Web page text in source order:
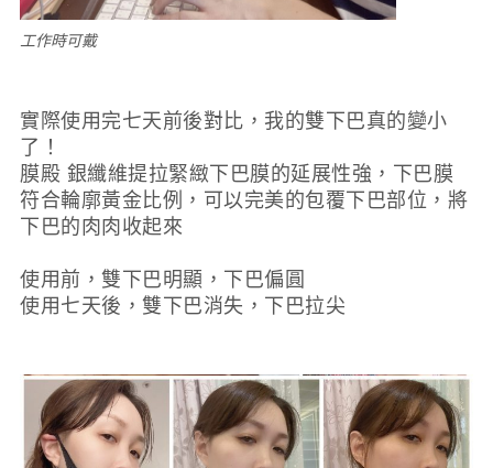
工作時可戴
實際使用完七天前後對比，我的雙下巴真的變小
了！
膜殿 銀纖維提拉緊緻下巴膜的延展性強，下巴膜
符合輪廓黃金比例，可以完美的包覆下巴部位，將
下巴的肉肉收起來
使用前，雙下巴明顯，下巴偏圓
使用七天後，雙下巴消失，下巴拉尖